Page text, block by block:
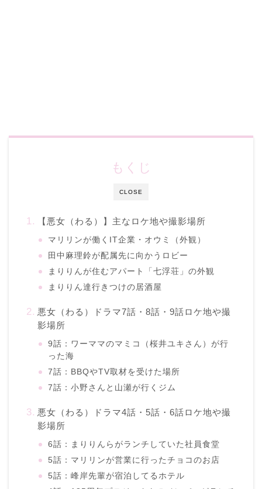
CLOSE
もくじ
【悪女（わる）】主なロケ地や撮影場所
マリリンが働くIT企業・オウミ（外観）
田中麻理鈴が配属先に向かうロビー
まりりんが住むアパート「七浮荘」の外観
まりりん達行きつけの居酒屋
悪女（わる）ドラマ7話・8話・9話ロケ地や撮
影場所
9話：ワーママのマミコ（桜井ユキさん）が行
った海
7話：BBQやTV取材を受けた場所
7話：小野さんと山瀬が行くジム
悪女（わる）ドラマ4話・5話・6話ロケ地や撮
影場所
6話：まりりんらがランチしていた社員食堂
5話：マリリンが営業に行ったチョコのお店
5話：峰岸先輩が宿泊してるホテル